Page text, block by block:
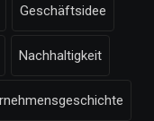
Geschäftsidee
Nachhaltigkeit